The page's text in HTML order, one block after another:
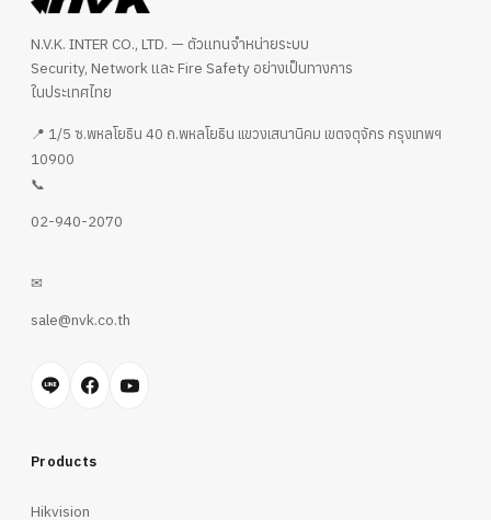
N.V.K. INTER CO., LTD. — ตัวแทนจำหน่ายระบบ
Security, Network และ Fire Safety อย่างเป็นทางการ
ในประเทศไทย
📍 1/5 ซ.พหลโยธิน 40 ถ.พหลโยธิน แขวงเสนานิคม เขตจตุจักร กรุงเทพฯ
10900
📞
02-940-2070
✉
sale@nvk.co.th
Products
Hikvision